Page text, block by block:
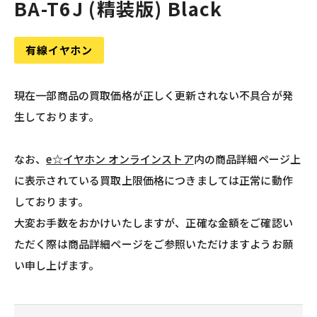
BA-T6J (精装版) Black
有線イヤホン
現在一部商品の買取価格が正しく更新されない不具合が発
生しております。
なお、e☆イヤホン オンラインストア内の商品詳細ページ上
に表示されている買取上限価格につきましては正常に動作
しております。
大変お手数をおかけいたしますが、正確な金額をご確認い
ただく際は商品詳細ページをご参照いただけますようお願
い申し上げます。